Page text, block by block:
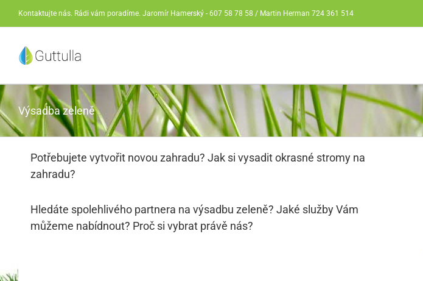
obsah
Kontaktujte nás. Rádi vám poradíme. Jaromír Hamerský - 607 58 78 58 / Martin Herman 724 361 514
Výsadba zeleně
Potřebujete vytvořit novou zahradu? Jak si vysadit okrasné stromy na
zahradu?
Hledáte spolehlivého partnera na výsadbu zeleně? Jaké služby Vám
můžeme nabídnout? Proč si vybrat právě nás?